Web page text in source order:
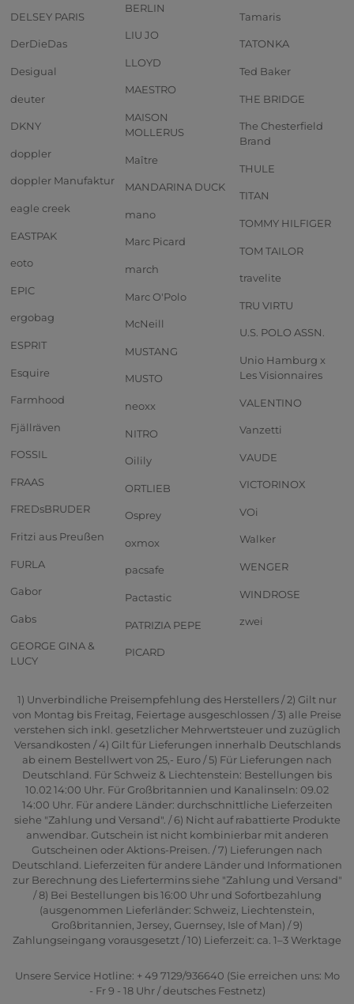
DELSEY PARIS
DerDieDas
Desigual
deuter
DKNY
doppler
doppler Manufaktur
eagle creek
EASTPAK
eoto
EPIC
ergobag
ESPRIT
Esquire
Farmhood
Fjällräven
FOSSIL
FRAAS
FREDsBRUDER
Fritzi aus Preußen
FURLA
Gabor
Gabs
GEORGE GINA &
LUCY
BERLIN
LIU JO
LLOYD
MAESTRO
MAISON
MOLLERUS
Maître
MANDARINA DUCK
mano
Marc Picard
march
Marc O'Polo
McNeill
MUSTANG
MUSTO
neoxx
NITRO
Oilily
ORTLIEB
Osprey
oxmox
pacsafe
Pactastic
PATRIZIA PEPE
PICARD
Tamaris
TATONKA
Ted Baker
THE BRIDGE
The Chesterfield
Brand
THULE
TITAN
TOMMY HILFIGER
TOM TAILOR
travelite
TRU VIRTU
U.S. POLO ASSN.
Unio Hamburg x
Les Visionnaires
VALENTINO
Vanzetti
VAUDE
VICTORINOX
VOi
Walker
WENGER
WINDROSE
zwei
1) Unverbindliche Preisempfehlung des Herstellers / 2) Gilt nur
von Montag bis Freitag, Feiertage ausgeschlossen / 3) alle Preise
verstehen sich inkl. gesetzlicher Mehrwertsteuer und zuzüglich
Versandkosten / 4) Gilt für Lieferungen innerhalb Deutschlands
ab einem Bestellwert von 25,- Euro / 5) Für Lieferungen nach
Deutschland. Für Schweiz & Liechtenstein: Bestellungen bis
10.02 14:00 Uhr. Für Großbritannien und Kanalinseln: 09.02
14:00 Uhr. Für andere Länder: durchschnittliche Lieferzeiten
siehe "Zahlung und Versand". / 6) Nicht auf rabattierte Produkte
anwendbar. Gutschein ist nicht kombinierbar mit anderen
Gutscheinen oder Aktions-Preisen. / 7) Lieferungen nach
Deutschland. Lieferzeiten für andere Länder und Informationen
zur Berechnung des Liefertermins siehe "Zahlung und Versand"
/ 8) Bei Bestellungen bis 16:00 Uhr und Sofortbezahlung
(ausgenommen Lieferländer: Schweiz, Liechtenstein,
Großbritannien, Jersey, Guernsey, Isle of Man) / 9)
Zahlungseingang vorausgesetzt / 10) Lieferzeit: ca. 1–3 Werktage
Unsere Service Hotline: + 49 7129/936640 (Sie erreichen uns: Mo
- Fr 9 - 18 Uhr / deutsches Festnetz)